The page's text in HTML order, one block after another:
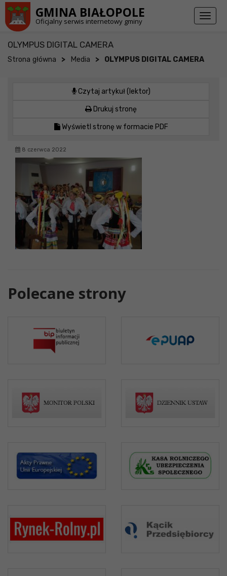
GMINA BIAŁOPOLE
Oficjalny serwis internetowy gminy
Toggle
OLYMPUS DIGITAL CAMERA
Strona główna > Media > OLYMPUS DIGITAL CAMERA
Czytaj artykuł (lektor)
Drukuj stronę
Wyświetl stronę w formacie PDF
8 czerwca 2022
Polecane strony